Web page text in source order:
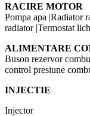
RACIRE MOTOR
Pompa apa |Radiator
radiator |Termostat
ALIMENTARE
Buson rezervor
control presiune
INJECTIE
Injector